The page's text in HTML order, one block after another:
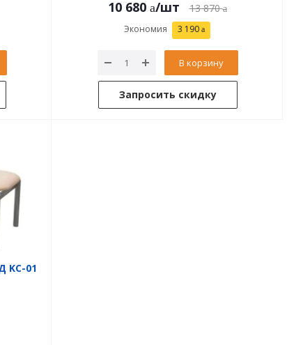
10 680 /шт 13 870
Экономия 3 190
В корзину
Запросить скидку
KС-01